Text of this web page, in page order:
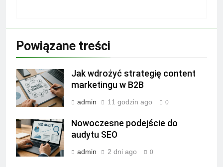
Powiązane treści
Jak wdrożyć strategię content
marketingu w B2B
admin 11 godzin ago 0
Nowoczesne podejście do
audytu SEO
admin 2 dni ago 0